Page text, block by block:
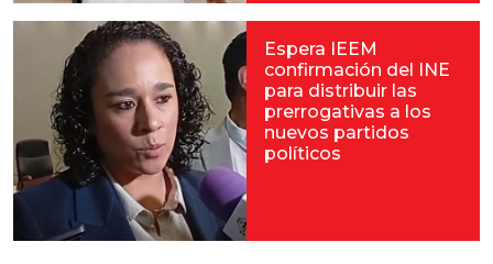
Espera IEEM
confirmación del INE
para distribuir las
prerrogativas a los
nuevos partidos
políticos